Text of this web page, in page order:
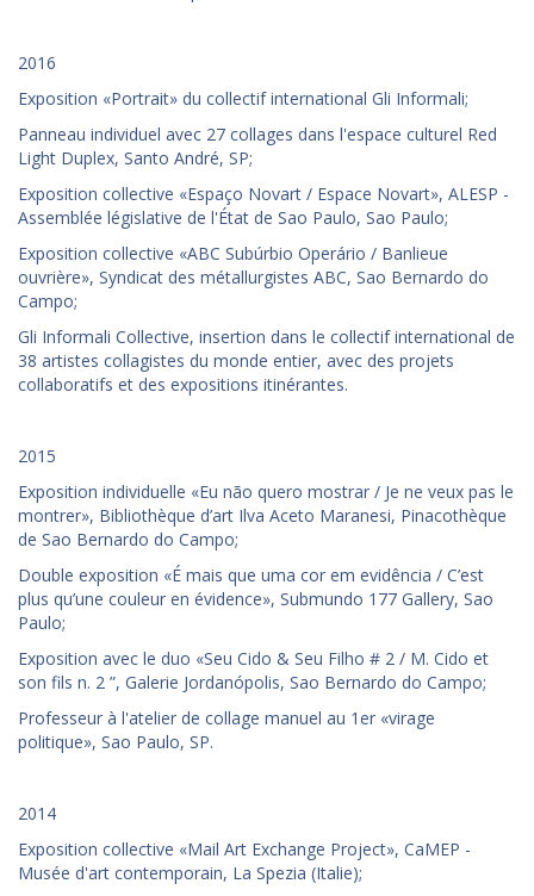
2016
Exposition «Portrait» du collectif international Gli Informali;
Panneau individuel avec 27 collages dans l'espace culturel Red
Light Duplex, Santo André, SP;
Exposition collective «Espaço Novart / Espace Novart», ALESP -
Assemblée législative de l'État de Sao Paulo, Sao Paulo;
Exposition collective «ABC Subúrbio Operário / Banlieue
ouvrière», Syndicat des métallurgistes ABC, Sao Bernardo do
Campo;
Gli Informali Collective, insertion dans le collectif international de
38 artistes collagistes du monde entier, avec des projets
collaboratifs et des expositions itinérantes.
2015
Exposition individuelle «Eu não quero mostrar / Je ne veux pas le
montrer», Bibliothèque d’art Ilva Aceto Maranesi, Pinacothèque
de Sao Bernardo do Campo;
Double exposition «É mais que uma cor em evidência / C’est
plus qu’une couleur en évidence», Submundo 177 Gallery, Sao
Paulo;
Exposition avec le duo «Seu Cido & Seu Filho # 2 / M. Cido et
son fils n. 2 ”, Galerie Jordanópolis, Sao Bernardo do Campo;
Professeur à l'atelier de collage manuel au 1er «virage
politique», Sao Paulo, SP.
2014
Exposition collective «Mail Art Exchange Project», CaMEP -
Musée d'art contemporain, La Spezia (Italie);